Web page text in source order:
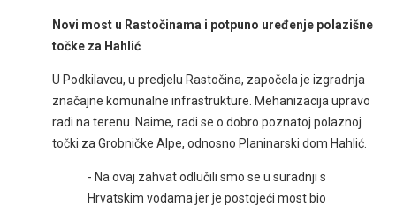
Novi most u Rastočinama i potpuno uređenje polazišne
točke za Hahlić
U Podkilavcu, u predjelu Rastočina, započela je izgradnja
značajne komunalne infrastrukture. Mehanizacija upravo
radi na terenu. Naime, radi se o dobro poznatoj polaznoj
točki za Grobničke Alpe, odnosno Planinarski dom Hahlić.
- Na ovaj zahvat odlučili smo se u suradnji s
Hrvatskim vodama jer je postojeći most bio